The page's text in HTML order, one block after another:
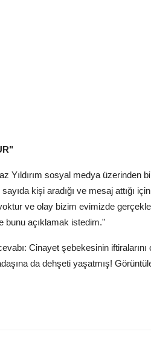
Yıldırım sosyal medya üzerinden
kişi aradığı ve mesaj attığı
ve olay bizim evimizde
bunu açıklamak istedim."
Cinayet şebekesinin iftiralarını
da dehşeti yaşatmış!